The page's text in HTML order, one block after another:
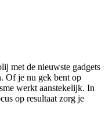
met de nieuwste gadgets
Of je nu gek bent op
werkt aanstekelijk. In
op resultaat zorg je